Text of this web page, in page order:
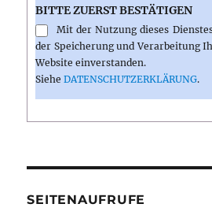
BITTE ZUERST BESTÄTIGEN
Mit der Nutzung dieses
der Speicherung und Verarbeitung
Website einverstanden.
SieheDATENSCHUTZERKLÄRUNG.
SEITENAUFRUFE